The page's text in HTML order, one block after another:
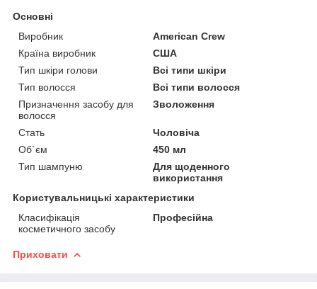
Основні
Виробник
American Crew
Країна виробник
США
Тип шкіри голови
Всі типи шкіри
Тип волосся
Всі типи волосся
Призначення засобу для
волосся
Зволоження
Стать
Чоловіча
Об`єм
450 мл
Тип шампуню
Для щоденного
використання
Користувальницькі характеристики
Класифікація
косметичного засобу
Професійна
Приховати